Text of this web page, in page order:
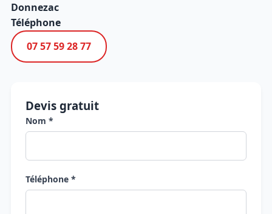
Donnezac
Téléphone
07 57 59 28 77
Devis gratuit
Nom *
Téléphone *